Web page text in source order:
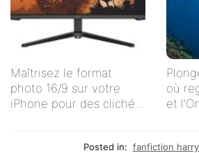
Maîtrisez le format
photo 16/9 sur votre
iPhone pour des clichés
où
et
Posted in: fanfiction